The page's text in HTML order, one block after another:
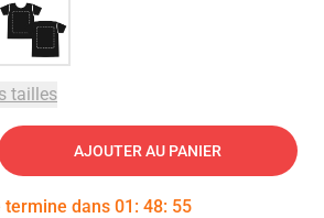
tailles
AJOUTER AU PANIER
termine dans 01 : 48: 54